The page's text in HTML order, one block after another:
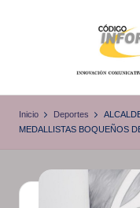
ó
i
noticias
Inicio Deportes
MEDALLISTAS BOQUEÑOS